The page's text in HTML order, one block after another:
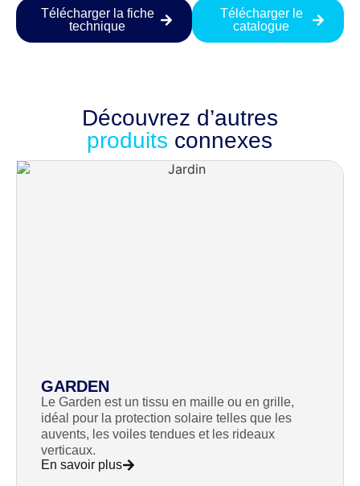
Télécharger la fiche
technique
Télécharger le
catalogue
Découvrez d’autres
produits connexes
GARDEN
Le Garden est un tissu en maille ou en grille,
idéal pour la protection solaire telles que les
auvents, les voiles tendues et les rideaux
verticaux.
En savoir plus